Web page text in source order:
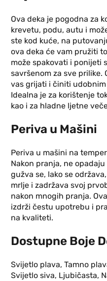
Ova deka je pogodna za
krevetu, podu, autu i
ste kod kuće, na
ova deka će vam pružiti
može spakovati i ponijeti
savršenom za sve prilike.
vas grijati i činiti
Idealna je za korištenje
kao i za hladne ljetne
Periva u Mašini
Periva u mašini na
Nakon pranja, ne
gužva se, lako se
mrlje i zadržava svoj
nakon mnogih pranja.
izdrži čestu upotrebu i
na kvaliteti.
Dostupne Boje
Svijetlo plava, Tamno
Svijetlo siva, Ljubičasta,